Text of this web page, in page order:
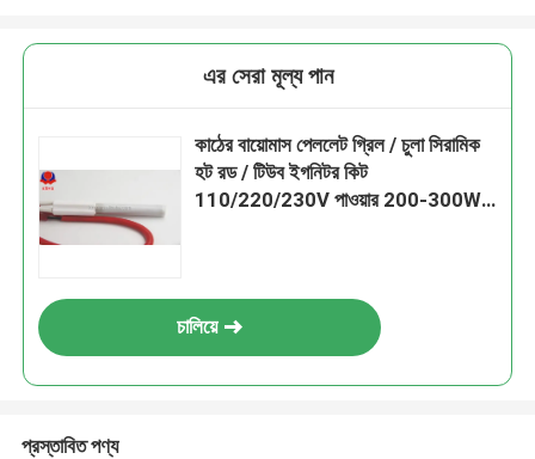
এর সেরা মূল্য পান
কাঠের বায়োমাস পেললেট গ্রিল / চুলা সিরামিক
হট রড / টিউব ইগনিটর কিট
110/220/230V পাওয়ার 200-300W
চালিয়ে
প্রস্তাবিত পণ্য